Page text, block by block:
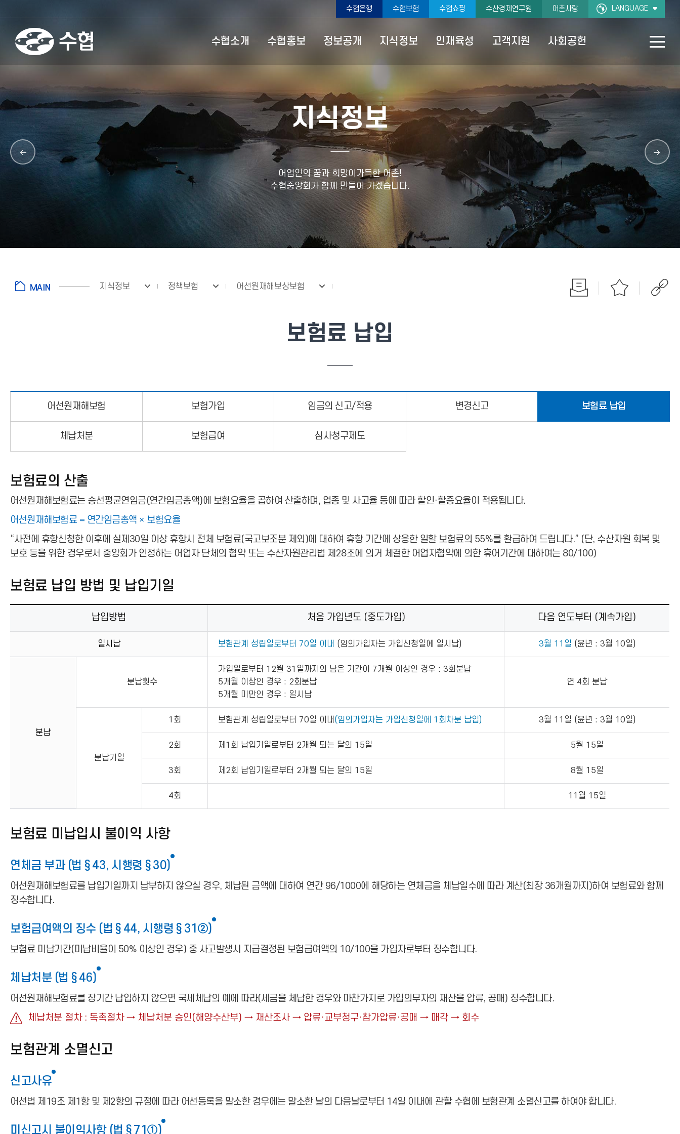
수협은행 수협보험 수협쇼핑 수산경제연구원 어촌사랑 LANGUAGE
fnctId=sitemenu,menuViewType=top
수협소개 수협홍보 정보공개 지식정보 인재육성 고객지원 사회공헌
지식정보
어업인의 꿈과 희망이가득한 어촌!
수협중앙회가 함께 만들어 가겠습니다.
지식정보 정책보험 어선원재해보상보험
보험료 납입
어선원재해보험 보험가입 임금의 신고/적용 변경신고 보험료 납입
체납처분 보험급여 심사청구제도
보험료의 산출
어선원재해보험료는 승선평균연임금(연간임금총액)에 보험요율을 곱하여 산출하며, 업종 및 사고율 등에 따라 할인·할증요율이 적용됩니다.
어선원재해보험료 = 연간임금총액 × 보험요율
“사전에 휴항신청한 이후에 실제30일 이상 휴항시 전체 보험료(국고보조분 제외)에 대하여 휴항 기간에 상응한 일할 보험료의 55%를 환급하여 드립니다.” (단, 수산자원 회복 및
보호 등을 위한 경우로서 중앙회가 인정하는 어업자 단체의 협약 또는 수산자원관리법 제28조에 의거 체결한 어업자협약에 의한 휴어기간에 대하여는 80/100)
보험료 납입 방법 및 납입기일
납입방법 처음 가입년도 (중도가입) 다음 연도부터 (계속가입)
일시납 보험관계 성립일로부터 70일 이내 (임의가입자는 가입신청일에 일시납) 3월 11일 (윤년 : 3월 10일)
분납
분납횟수
가입일로부터 12월 31일까지의 남은 기간이 7개월 이상인 경우 : 3회분납
5개월 이상인 경우 : 2회분납
5개월 미만인 경우 : 일시납
연 4회 분납
분납기일
1회 보험관계 성립일로부터 70일 이내 (임의가입자는 가입신청일에 1회차분 납입) 3월 11일 (윤년 : 3월 10일)
2회 제1회 납입기일로부터 2개월 되는 달의 15일 5월 15일
3회 제2회 납입기일로부터 2개월 되는 달의 15일 8월 15일
4회 11월 15일
보험료 미납입시 불이익 사항
연체금 부과 (법§43, 시행령§30)
어선원재해보험료를 납입기일까지 납부하지 않으실 경우, 체납된 금액에 대하여 연간 96/1000에 해당하는 연체금을 체납일수에 따라 계산(최장 36개월까지)하여 보험료와 함께
징수합니다.
보험급여액의 징수 (법§44, 시행령§31②)
보험료 미납기간(미납비율이 50% 이상인 경우) 중 사고발생시 지급결정된 보험급여액의 10/100을 가입자로부터 징수합니다.
체납처분 (법§46)
어선원재해보험료를 장기간 납입하지 않으면 국세체납의 예에 따라(세금을 체납한 경우와 마찬가지로 가입의무자의 재산을 압류, 공매) 징수합니다.
체납처분 절차 : 독촉절차 → 체납처분 승인(해양수산부) → 재산조사 → 압류·교부청구·참가압류·공매 → 매각 → 회수
보험관계 소멸신고
신고사유
어선법 제19조 제1항 및 제2항의 규정에 따라 어선등록을 말소한 경우에는 말소한 날의 다음날로부터 14일 이내에 관할 수협에 보험관계 소멸신고를 하여야 합니다.
미신고시 불이익사항 (법§71①)